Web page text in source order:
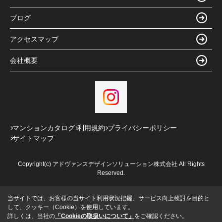
ブログ
アクセスマップ
会社概要
マンションカタログ 利用規約 プライバシーポリシー
サイトマップ
Copyright(c) アドヴァンスデザインソリューション株式会社 All Rights
Reserved.
当サイトでは、お客様の当サイト利用状況把握、サービス向上検討を目的と
して、クッキー（Cookie）を使用しています。
詳しくは、当社の 「Cookieの取扱いについて」 をご確認ください。